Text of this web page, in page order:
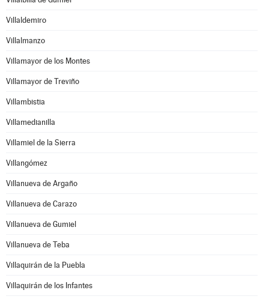
Villaldemiro
Villalmanzo
Villamayor de los Montes
Villamayor de Treviño
Villambistia
Villamedianilla
Villamiel de la Sierra
Villangómez
Villanueva de Argaño
Villanueva de Carazo
Villanueva de Gumiel
Villanueva de Teba
Villaquirán de la Puebla
Villaquirán de los Infantes